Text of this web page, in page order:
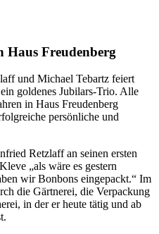
Haus Freudenberg
und Michael Tebartz feiert
goldenes Jubilars-Trio. Alle
in Haus Freudenberg
persönliche und
Retzlaff an seinen ersten
„als wäre es gestern
wir Bonbons eingepackt.“ Im
die Gärtnerei, die Verpackung
in der er heute tätig und ab